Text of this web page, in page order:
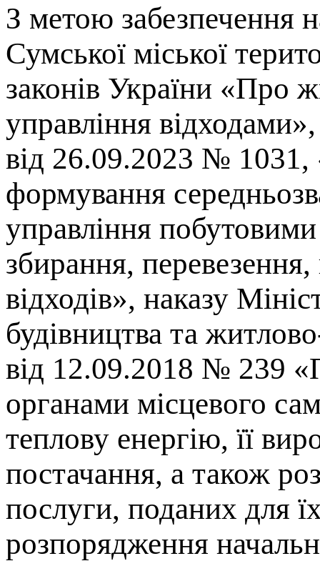
З метою забезпечення
Сумської міської
законів України «Про
управління
від 26.09.2023 № 1031,
формування
управління
збирання,
відходів», наказу
будівництва та
від 12.09.2018 № 239
органами місцевого
теплову енергію, її
постачання, а також
послуги, поданих для
розпорядження